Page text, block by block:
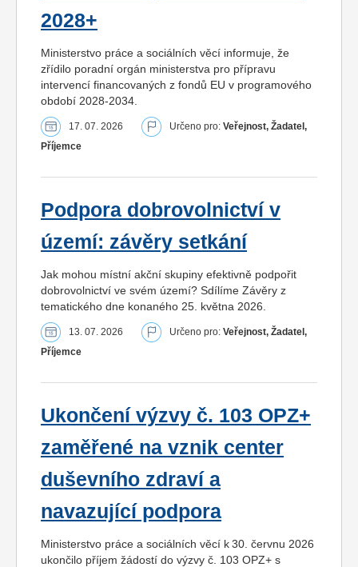
2028+
Ministerstvo práce a sociálních věcí informuje, že
zřídilo poradní orgán ministerstva pro přípravu
intervencí financovaných z fondů EU v programového
období 2028-2034.
17. 07. 2026 Určeno pro: Veřejnost, Žadatel,
Příjemce
Podpora dobrovolnictví v
území: závěry setkání
Jak mohou místní akční skupiny efektivně podpořit
dobrovolnictví ve svém území? Sdílíme Závěry z
tematického dne konaného 25. května 2026.
13. 07. 2026 Určeno pro: Veřejnost, Žadatel,
Příjemce
Ukončení výzvy č. 103 OPZ+
zaměřené na vznik center
duševního zdraví a
navazující podpora
Ministerstvo práce a sociálních věcí k 30. červnu 2026
ukončilo příjem žádostí do výzvy č. 103 OPZ+ s